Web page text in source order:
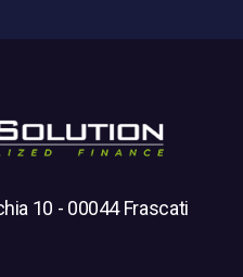
10 - 00044 Frascati